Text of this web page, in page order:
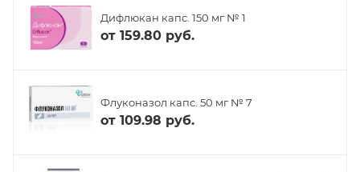
Дифлюкан капс. 150 мг № 1
от 159.80 руб.
Флуконазол капс. 50 мг № 7
от 109.98 руб.